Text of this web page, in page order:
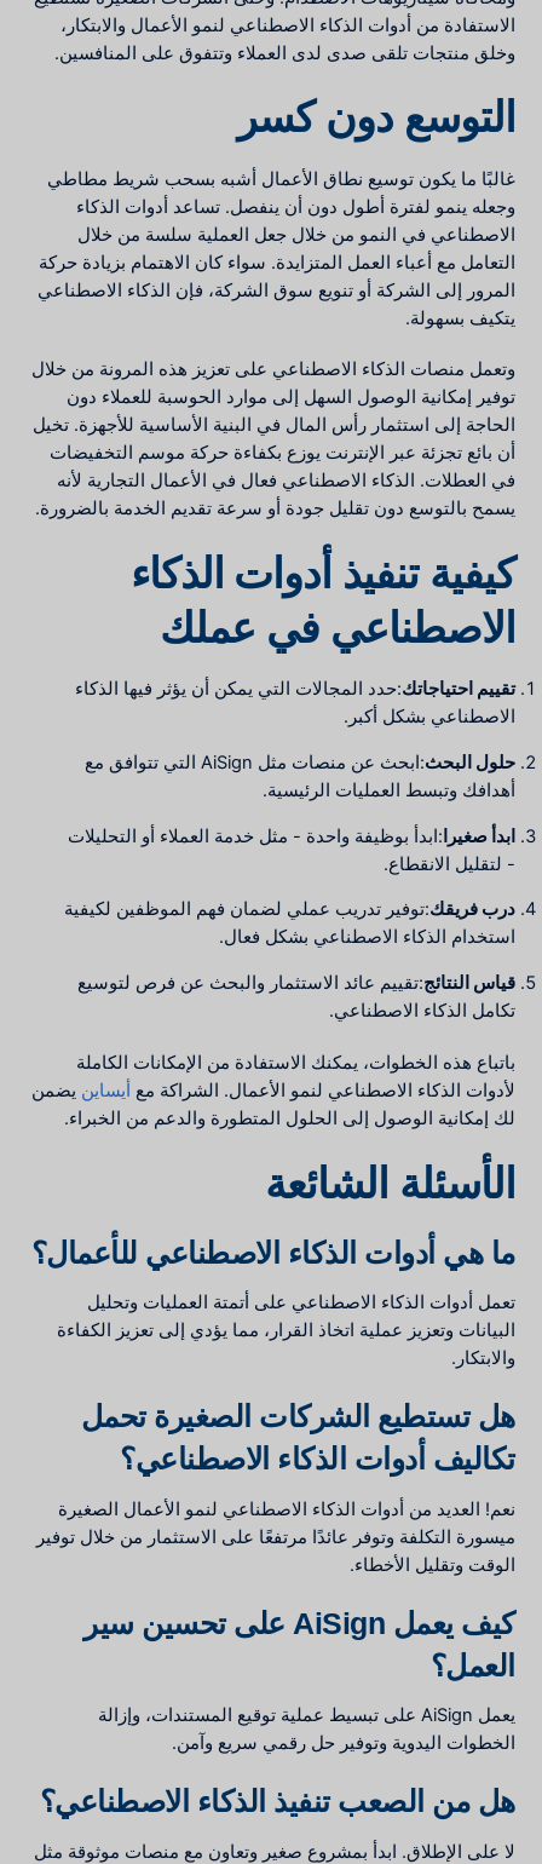
الاستفادة من أدوات الذكاء الاصطناعي لنمو الأعمال والابتكار،
وخلق منتجات تلقى صدى لدى العملاء وتتفوق على المنافسين.
التوسع دون كسر
غالبًا ما يكون توسيع نطاق الأعمال أشبه بسحب شريط مطاطي
وجعله ينمو لفترة أطول دون أن ينفصل. تساعد أدوات الذكاء
الاصطناعي في النمو من خلال جعل العملية سلسة من خلال
التعامل مع أعباء العمل المتزايدة. سواء كان الاهتمام بزيادة حركة
المرور إلى الشركة أو تنويع سوق الشركة، فإن الذكاء الاصطناعي
يتكيف بسهولة.
وتعمل منصات الذكاء الاصطناعي على تعزيز هذه المرونة من خلال
توفير إمكانية الوصول السهل إلى موارد الحوسبة للعملاء دون
الحاجة إلى استثمار رأس المال في البنية الأساسية للأجهزة. تخيل
أن بائع تجزئة عبر الإنترنت يوزع بكفاءة حركة موسم التخفيضات
في العطلات. الذكاء الاصطناعي فعال في الأعمال التجارية لأنه
يسمح بالتوسع دون تقليل جودة أو سرعة تقديم الخدمة بالضرورة.
كيفية تنفيذ أدوات الذكاء
الاصطناعي في عملك
تقييم احتياجاتك:حدد المجالات التي يمكن أن يؤثر فيها الذكاء
الاصطناعي بشكل أكبر.
حلول البحث
:ابحث عن منصات مثل AiSign التي تتوافق مع
أهدافك وتبسط العمليات الرئيسية.
ابدأ صغيرا :ابدأ بوظيفة واحدة - مثل خدمة العملاء أو التحليلات
- لتقليل الانقطاع.
درب فريقك:توفير تدريب عملي لضمان فهم الموظفين لكيفية
استخدام الذكاء الاصطناعي بشكل فعال.
قياس النتائج:تقييم عائد الاستثمار والبحث عن فرص لتوسيع
تكامل الذكاء الاصطناعي.
باتباع هذه الخطوات، يمكنك الاستفادة من الإمكانات الكاملة
لأدوات الذكاء الاصطناعي لنمو الأعمال. الشراكة مع أيساين يضمن
لك إمكانية الوصول إلى الحلول المتطورة والدعم من الخبراء.
الأسئلة الشائعة
ما هي أدوات الذكاء الاصطناعي للأعمال؟
تعمل أدوات الذكاء الاصطناعي على أتمتة العمليات وتحليل
البيانات وتعزيز عملية اتخاذ القرار، مما يؤدي إلى تعزيز الكفاءة
والابتكار.
هل تستطيع الشركات الصغيرة تحمل
تكاليف أدوات الذكاء الاصطناعي؟
نعم! العديد من أدوات الذكاء الاصطناعي لنمو الأعمال الصغيرة
ميسورة التكلفة وتوفر عائدًا مرتفعًا على الاستثمار من خلال توفير
الوقت وتقليل الأخطاء.
كيف يعمل AiSign على تحسين سير
العمل؟
يعمل AiSign على تبسيط عملية توقيع المستندات، وإزالة
الخطوات اليدوية وتوفير حل رقمي سريع وآمن.
هل من الصعب تنفيذ الذكاء الاصطناعي؟
لا على الإطلاق. ابدأ بمشروع صغير وتعاون مع منصات موثوقة مثل